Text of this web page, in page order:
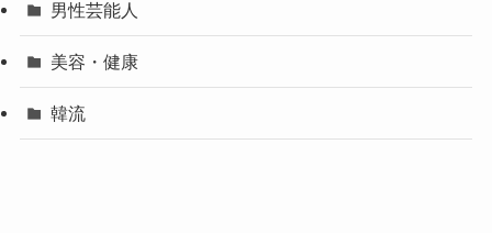
男性芸能人
美容・健康
韓流